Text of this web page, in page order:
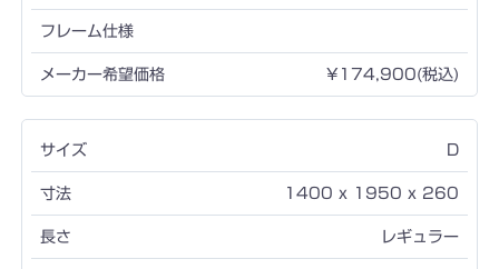
¥174,900(税込)
D
1400 x 1950 x 260
レギュラー